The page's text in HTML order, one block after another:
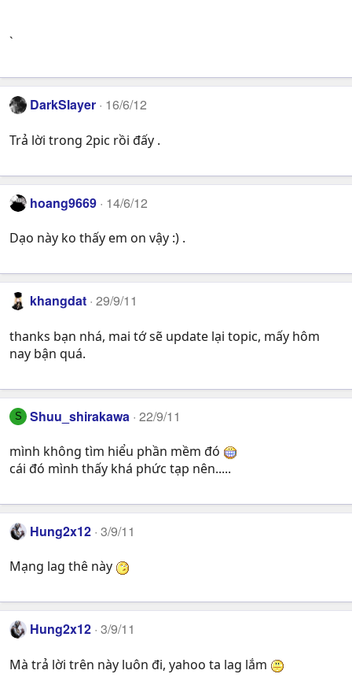
`
DarkSlayer 16/6/12
Trả lời trong 2pic rồi đấy .
hoang9669 14/6/12
Dạo này ko thấy em on vậy :) .
khangdat 29/9/11
thanks bạn nhá, mai tớ sẽ update lại topic, mấy hôm
nay bận quá.
S Shuu_shirakawa 22/9/11
mình không tìm hiểu phần mềm đó
cái đó mình thấy khá phức tạp nên.....
Hung2x12 3/9/11
Mạng lag thê này
Hung2x12 3/9/11
Mà trả lời trên này luôn đi, yahoo ta lag lắm